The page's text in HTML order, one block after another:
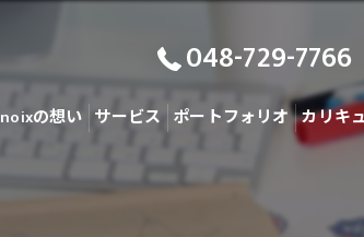
048-729-7766
noixの想い サービス ポートフォリオ カリキ